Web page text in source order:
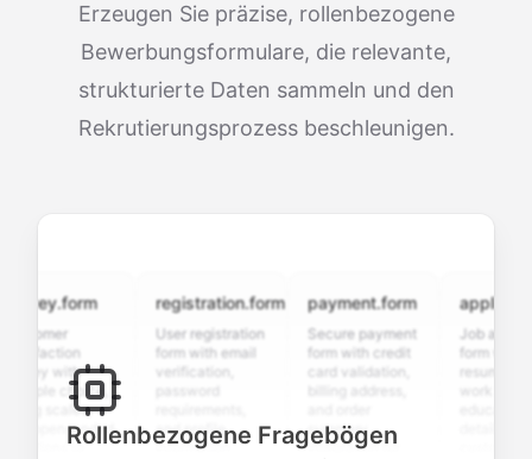
Erzeugen Sie präzise, rollenbezogene
Bewerbungsformulare, die relevante,
strukturierte Daten sammeln und den
Rekrutierungsprozess beschleunigen.
with
choice,
ended
registration.form
User registration
form with email
verification,
and profile
information
payment.form
Secure payment
form with credit
card validation,
summary
integration for
Job application
form with
resume upload,
Rollenbezogene Fragebögen